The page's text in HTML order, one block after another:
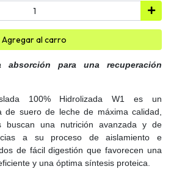
Agregar al carro
para una recuperación
100% Hidrolizada W1 es un
de suero de leche de máxima calidad,
buscan una nutrición avanzada y de
a su proceso de aislamiento e
de fácil digestión que favorecen una
y una óptima síntesis proteica.